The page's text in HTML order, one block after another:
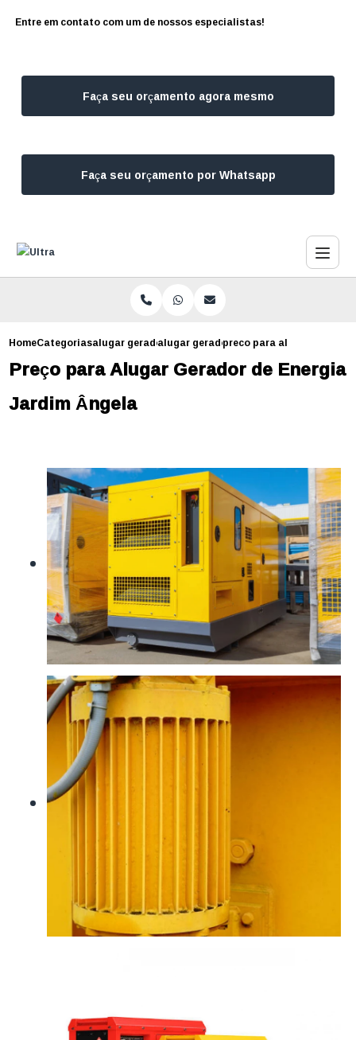
Entre em contato com um de nossos especialistas!
Faça seu orçamento agora mesmo
Faça seu orçamento por Whatsapp
HomeCategoriasalugar geradoresalugar gerador para festa
preco para alugar
Preço para Alugar Gerador de Energia
Jardim Ângela